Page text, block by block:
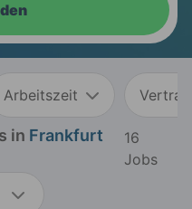
Arbeitszeit
in Frankfurt
16
Jobs